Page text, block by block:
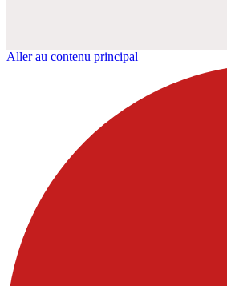
Aller au contenu principal